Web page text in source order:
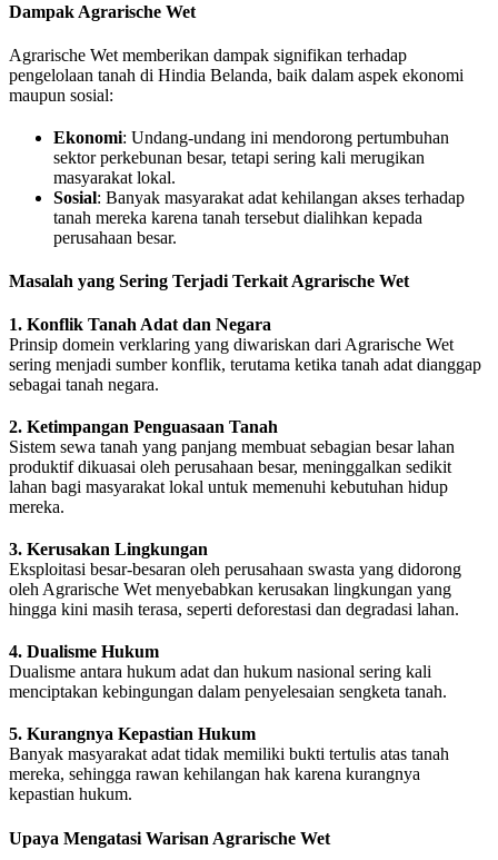
Dampak Agrarische Wet
Agrarische Wet memberikan dampak signifikan terhadap
pengelolaan tanah di Hindia Belanda, baik dalam aspek ekonomi
maupun sosial:
Ekonomi: Undang-undang ini mendorong pertumbuhan
sektor perkebunan besar, tetapi sering kali merugikan
masyarakat lokal.
Sosial: Banyak masyarakat adat kehilangan akses terhadap
tanah mereka karena tanah tersebut dialihkan kepada
perusahaan besar.
Masalah yang Sering Terjadi Terkait Agrarische Wet
1. Konflik Tanah Adat dan Negara
Prinsip domein verklaring yang diwariskan dari Agrarische Wet
sering menjadi sumber konflik, terutama ketika tanah adat dianggap
sebagai tanah negara.
2. Ketimpangan Penguasaan Tanah
Sistem sewa tanah yang panjang membuat sebagian besar lahan
produktif dikuasai oleh perusahaan besar, meninggalkan sedikit
lahan bagi masyarakat lokal untuk memenuhi kebutuhan hidup
mereka.
3. Kerusakan Lingkungan
Eksploitasi besar-besaran oleh perusahaan swasta yang didorong
oleh Agrarische Wet menyebabkan kerusakan lingkungan yang
hingga kini masih terasa, seperti deforestasi dan degradasi lahan.
4. Dualisme Hukum
Dualisme antara hukum adat dan hukum nasional sering kali
menciptakan kebingungan dalam penyelesaian sengketa tanah.
5. Kurangnya Kepastian Hukum
Banyak masyarakat adat tidak memiliki bukti tertulis atas tanah
mereka, sehingga rawan kehilangan hak karena kurangnya
kepastian hukum.
Upaya Mengatasi Warisan Agrarische Wet